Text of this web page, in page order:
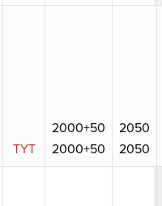
TYT
2000+50
2000+50
2050
2050